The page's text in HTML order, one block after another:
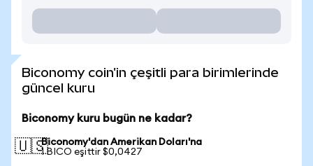
Biconomy coin'in çeşitli para birimlerinde
güncel kuru
Biconomy kuru bugün ne kadar?
🇺🇸Biconomy'dan Amerikan Doları'na
1 BICO eşittir $0,0427